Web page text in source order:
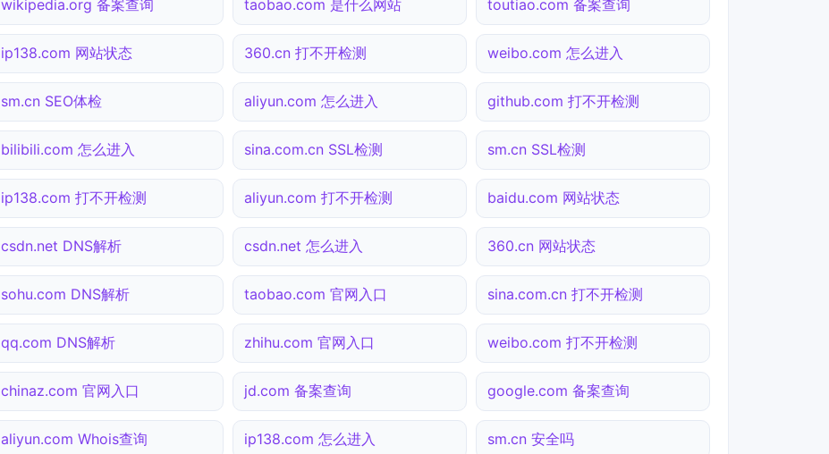
wikipedia.org 备案查询 taobao.com 是什么网站 toutiao.com 备案查询
ip138.com 网站状态 360.cn 打不开检测 weibo.com 怎么进入
sm.cn SEO体检 aliyun.com 怎么进入 github.com 打不开检测
bilibili.com 怎么进入 sina.com.cn SSL检测 sm.cn SSL检测
ip138.com 打不开检测 aliyun.com 打不开检测 baidu.com 网站状态
csdn.net DNS解析 csdn.net 怎么进入 360.cn 网站状态
sohu.com DNS解析 taobao.com 官网入口 sina.com.cn 打不开检测
qq.com DNS解析 zhihu.com 官网入口 weibo.com 打不开检测
chinaz.com 官网入口 jd.com 备案查询 google.com 备案查询
aliyun.com Whois查询 ip138.com 怎么进入 sm.cn 安全吗